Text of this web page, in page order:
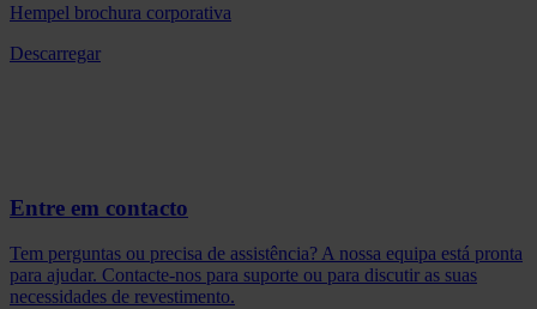
Hempel brochura corporativa
Descarregar
Entre em contacto
Tem perguntas ou precisa de assistência? A nossa equipa está pronta
para ajudar. Contacte-nos para suporte ou para discutir as suas
necessidades de revestimento.